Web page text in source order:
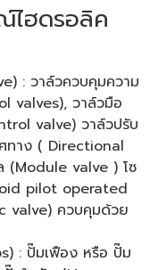
ไฮดรอลิค
: วาล์วควบคุมความ
valves), วาล์วมือ
valve) วาล์วปรับ
ทาง ( Directional
(Module valve ) โซ
pilot operated
valve) ควบคุมด้วย
: ปั๊มเฟือง หรือ ปั๊ม